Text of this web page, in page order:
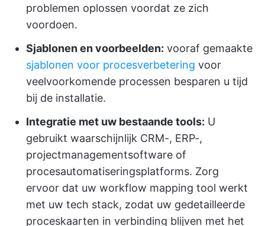
problemen oplossen voordat ze zich
voordoen.
Sjablonen en voorbeelden: vooraf gemaakte
sjablonen voor procesverbetering voor
veelvoorkomende processen besparen u tijd
bij de installatie.
Integratie met uw bestaande tools: U
gebruikt waarschijnlijk CRM-, ERP-,
projectmanagementsoftware of
procesautomatiseringsplatforms. Zorg
ervoor dat uw workflow mapping tool werkt
met uw tech stack, zodat uw gedetailleerde
proceskaarten in verbinding blijven met het